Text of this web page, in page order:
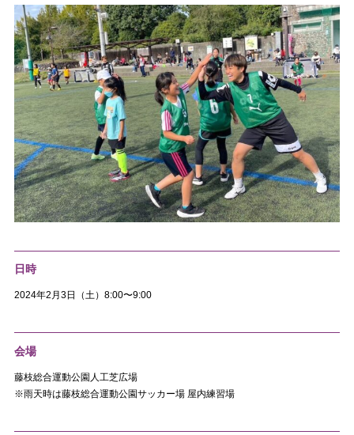
日時
2024年2月3日（土）8:00〜9:00
会場
藤枝総合運動公園人工芝広場
※雨天時は藤枝総合運動公園サッカー場 屋内練習場